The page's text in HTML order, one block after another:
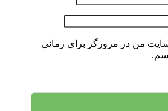
من در مرورگر برای زمانی